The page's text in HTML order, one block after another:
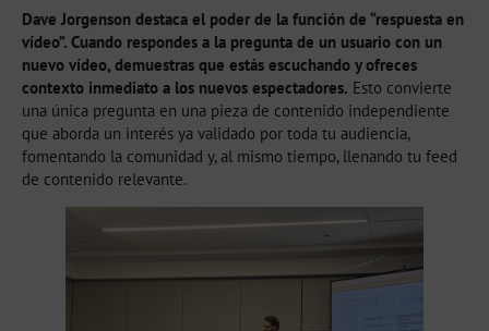
Dave Jorgenson destaca el poder de la función de “respuesta en
vídeo”. Cuando respondes a la pregunta de un usuario con un
nuevo vídeo, demuestras que estás escuchando y ofreces
contexto inmediato a los nuevos espectadores. Esto convierte
una única pregunta en una pieza de contenido independiente
que aborda un interés ya validado por toda tu audiencia,
fomentando la comunidad y, al mismo tiempo, llenando tu feed
de contenido relevante.